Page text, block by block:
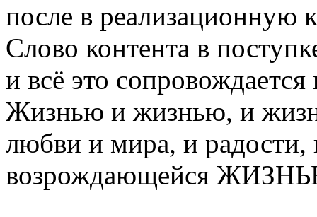
после в реализационную
Слово контента в
и всё это
Жизнью и жизнью, и
любви и мира, и радости,
возрождающейся